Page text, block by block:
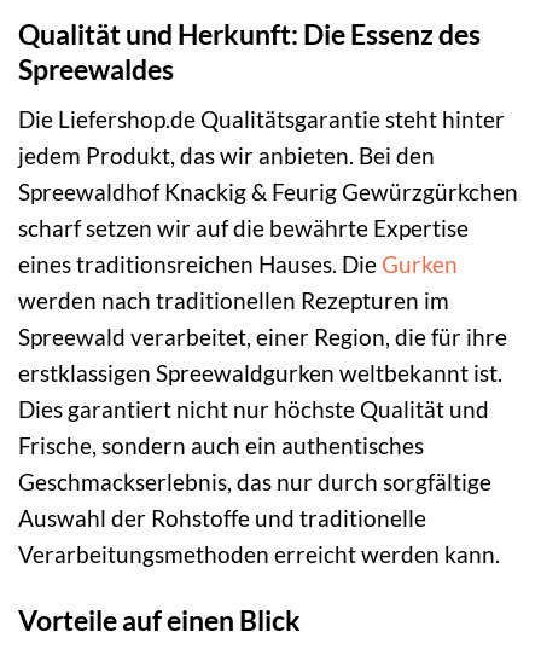
Qualität und Herkunft: Die Essenz des
Spreewaldes
Die Liefershop.de Qualitätsgarantie steht hinter
jedem Produkt, das wir anbieten. Bei den
Spreewaldhof Knackig & Feurig Gewürzgürkchen
scharf setzen wir auf die bewährte Expertise
eines traditionsreichen Hauses. Die Gurken
werden nach traditionellen Rezepturen im
Spreewald verarbeitet, einer Region, die für ihre
erstklassigen Spreewaldgurken weltbekannt ist.
Dies garantiert nicht nur höchste Qualität und
Frische, sondern auch ein authentisches
Geschmackserlebnis, das nur durch sorgfältige
Auswahl der Rohstoffe und traditionelle
Verarbeitungsmethoden erreicht werden kann.
Vorteile auf einen Blick